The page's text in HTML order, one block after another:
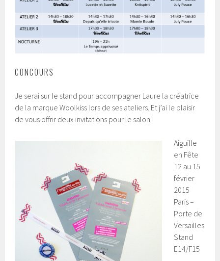
CONCOURS
Je serai sur le stand pour accompagner Laure la créatrice
de la marque Woolkiss lors de ses ateliers. Et j’ai le plaisir
de vous offrir deux invitations pour le salon !
Aiguille
en Fête
12 au 15
février
2015
Paris –
Porte de
Versailles
Stand
E14/F15